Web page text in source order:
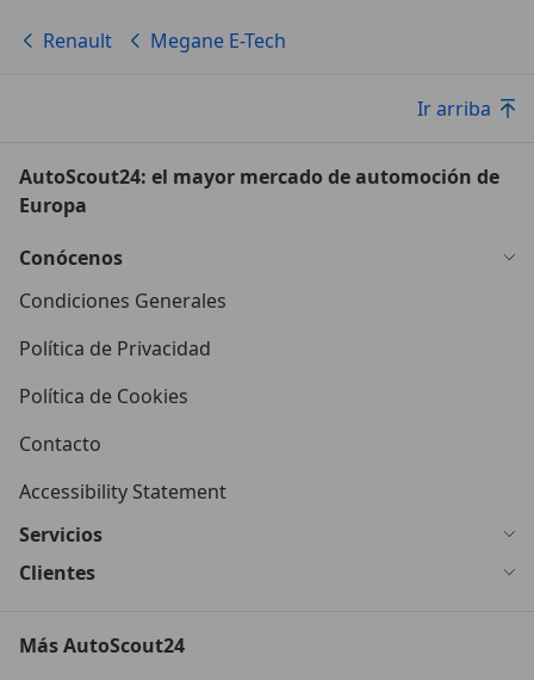
Renault Megane E-Tech
Ir arriba
AutoScout24: el mayor mercado de automoción de
Europa
Conócenos
Condiciones Generales
Política de Privacidad
Política de Cookies
Contacto
Accessibility Statement
Servicios
Clientes
Más AutoScout24